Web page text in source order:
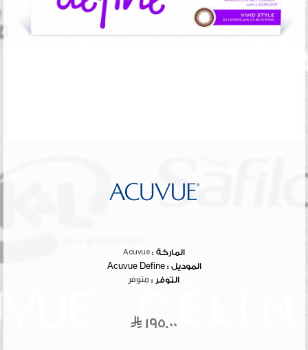
الماركة : Acuvue
الموديل : Acuvue Define
التوفر :متوفر
195.00